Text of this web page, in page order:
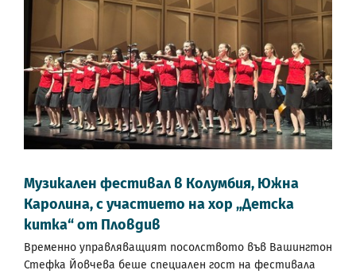
Музикален фестивал в Колумбия, Южна
Каролина, с участието на хор „Детска
китка“ от Пловдив
Временно управляващият посолството във Вашингтон
Стефка Йовчева беше специален гост на фестивала